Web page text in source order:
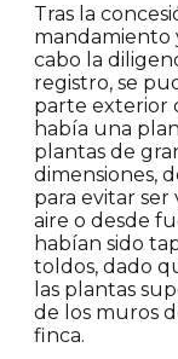
Tras la
mandamiento
cabo la
registro, se
parte exterior
había una
plantas de
dimensiones,
para evitar ser
aire o desde
habían sido
toldos, dado
las plantas
de los muros
finca.